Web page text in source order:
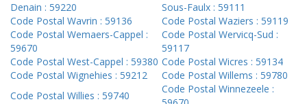
Denain : 59220
Sous-Faulx : 59111
Code Postal Wavrin : 59136
Code Postal Waziers : 59119
Code Postal Wemaers-Cappel :
59670
Code Postal Wervicq-Sud :
59117
Code Postal West-Cappel : 59380 Code Postal Wicres : 59134
Code Postal Wignehies : 59212
Code Postal Willems : 59780
Code Postal Willies : 59740
Code Postal Winnezeele :